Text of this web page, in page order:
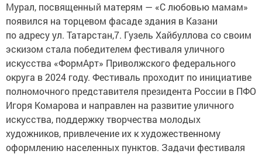
Мурал, посвященный матерям — «С любовью мамам»
появился на торцевом фасаде здания в Казани
по адресу ул. Татарстан,7. Гузель Хайбуллова со своим
эскизом стала победителем фестиваля уличного
искусства «ФормАрт» Приволжского федерального
округа в 2024 году. Фестиваль проходит по инициативе
полномочного представителя президента России в ПФО
Игоря Комарова и направлен на развитие уличного
искусства, поддержку творчества молодых
художников, привлечение их к художественному
оформлению населенных пунктов. Задачи фестиваля